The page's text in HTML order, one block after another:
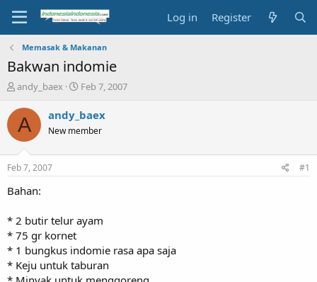
Log in Register
Memasak & Makanan
Bakwan indomie
T
r
e
a
s
t
a
e
r
andy_baex
S
a
t
Feb 7, 2007
A andy_baex
New member
Feb 7, 2007 #1
Bahan:
* 2 butir telur ayam
* 75 gr kornet
* 1 bungkus indomie rasa apa saja
* Keju untuk taburan